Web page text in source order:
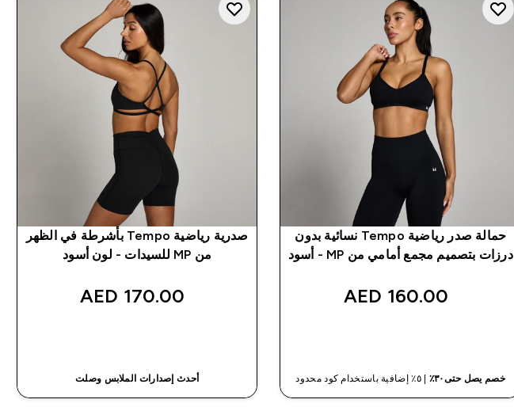
حمالة صدر رياضية Tempo نسائية بدون
درزات بتصميم مجمع أمامي من MP - أسود
160.00 AED‎
خصم يصل حتى٣٠٪ | ٥٪ إضافية باستخدام كود محدود
صدرية رياضية Tempo بأشرطة في الظهر
من MP للسيدات - لون أسود
170.00 AED‎
أحدث إصدارات الملابس وصلت